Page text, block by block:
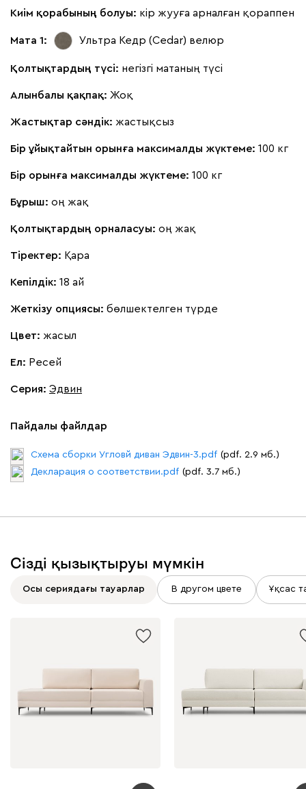
Киім қорабының болуы: кір жууға арналған қораппен
Мата 1: Ультра Кедр (Cedar) велюр
Қолтықтардың түсі: негізгі матаның түсі
Алынбалы қақпақ: Жоқ
Жастықтар сәндік: жастықсыз
Бір ұйықтайтын орынға максималды жүктеме: 100 кг
Бір орынға максималды жүктеме: 100 кг
Бұрыш: оң жақ
Қолтықтардың орналасуы: оң жақ
Тіректер: Қара
Кепілдік: 18 ай
Жеткізу опциясы: бөлшектелген түрде
Цвет: жасыл
Ел: Ресей
Серия: Эдвин
Пайдалы файлдар
Схема сборки Угловй диван Эдвин-3.pdf (pdf. 2.9 мб.)
Декларация о соответствии.pdf (pdf. 3.7 мб.)
Сізді қызықтыруы мүмкін
Осы сериядағы тауарлар В другом цвете Ұқсас